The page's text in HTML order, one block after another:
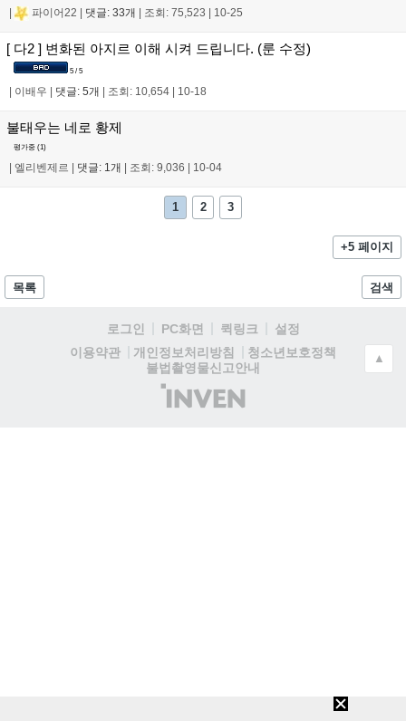
파이어22 댓글: 33개 조회: 75,523 10-25
[ 다2 ] 변화된 아지르 이해 시켜 드립니다. (룬 수정)
5 / 5
이배우 댓글: 5개 조회: 10,654 10-18
불태우는 네로 황제
평가중 (1)
| 엘리벤제르 | 댓글: 1개 | 조회: 9,036 | 10-04
1 2 3
+5 페이지
목록 검색
로그인 PC화면 퀵링크
설정
이용약관
개인정보처리방침
청소년보호정책
불법촬영물신고안내
(주)
인
▲